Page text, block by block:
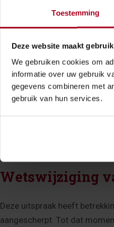
Toestemming
Deze website maakt
We gebruiken cookies om
informatie over uw gebruik
gegevens combineren met
gebruik van hun services.
voor arbovoorzieningen
omstandigheden van deze
voor de partner van de dga
Werkplek
arbovoorzieningen ook
de inspecteur over de
Wetswijziging
Deze uitspraak heeft
aangescherpt. Tot dat